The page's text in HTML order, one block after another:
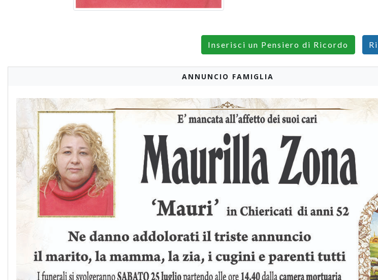
Inserisci un Pensiero di Ricordo
ANNUNCIO FAMIGLIA